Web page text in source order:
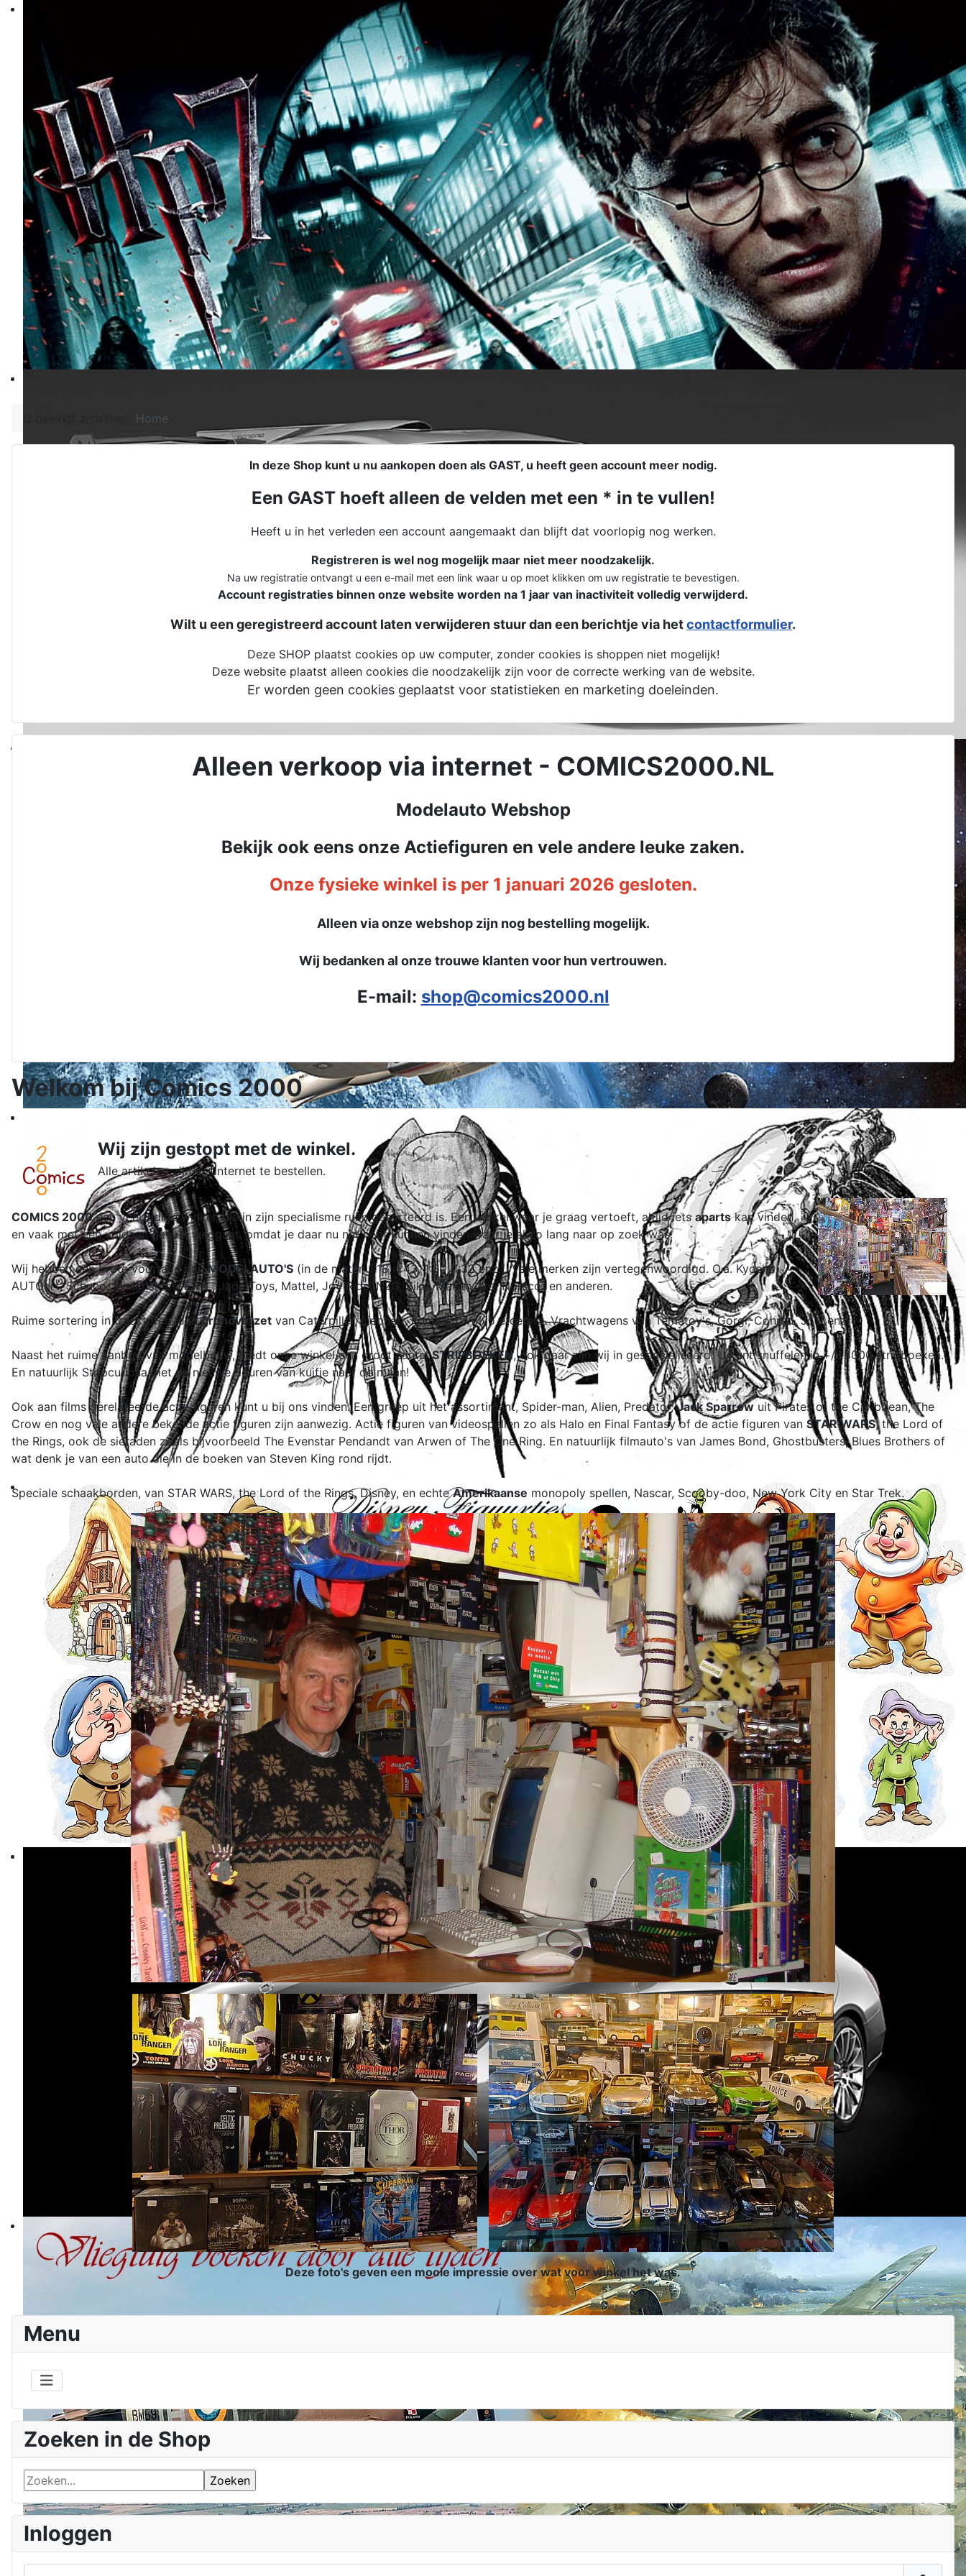
Menu
Zoeken in de Shop
Inloggen
Home
In deze Shop kunt u nu aankopen doen als GAST, u heeft geen account meer nodig.
Een GAST hoeft alleen de velden met een * in te vullen!
Heeft u in het verleden een account aangemaakt dan blijft dat voorlopig nog werken.
Registreren is wel nog mogelijk maar niet meer noodzakelijk.
Na uw registratie ontvangt u een e-mail met een link waar u op moet klikken om uw registratie te bevestigen.
Account registraties binnen onze website worden na 1 jaar van inactiviteit volledig verwijderd.
Wilt u een geregistreerd account laten verwijderen stuur dan een berichtje via hetcontactformulier.
Deze SHOP plaatst cookies op uw computer, zonder cookies is shoppen niet mogelijk!
Deze website plaatst alleen cookies die noodzakelijk zijn voor de correcte werking van de website.
Er worden geen cookies geplaatst voor statistieken en marketing doeleinden.
Alleen verkoop via internet - COMICS2000.NL
Modelauto Webshop
Bekijk ook eens onze Actiefiguren en vele andere leuke zaken.
Onze fysieke winkel is per 1 januari 2026 gesloten.
Alleen via onze webshop zijn nog bestelling mogelijk.
Wij bedanken al onze trouwe klanten voor hun vertrouwen.
E-mail: shop@comics2000.nl
Welkom bij Comics 2000
Wij zijn gestopt met de winkel.
Alle artikelen zijn via internet te bestellen.
COMICS 2000een veelzijdige winkel, die in zijn specialisme ruim gesorteerd is. Een winkel waar je graag vertoeft, altijd ietsapartskan vinden,
en vaak met een voldaan gevoel weggaat, omdat je daar nu net hebt kunnen vinden waar je al zo lang naar op zoek was.
Wij hebben een grote voorraad aanMODELAUTO'S (in de maten 1:18, 1:43, 1:50, 1:32 enz.). Vele merken zijn vertegenwoordigd. O.a. Kyosho,
AUTOart, Schuco, Minichamps, ERTL, Jada Toys, Mattel, Joy Ride, NZG, Siku, Maisto, Ixo, Norscot en anderen.
Ruime sortering in tracktoren, dangrondverzet van Caterpiller, Liebherr, Komatsu, Volvo etcetera. Vrachtwagens van Tematoy's, Gorgi, Conrad, Joal enz.
Naast het ruime aanbod van modelbouw, biedt onze winkel een groot aantalSTRIPBOEKEN, ook daar zijn wij in gespecialiseerd. U kunt snuffelen in +/- 8000 stripboeken.
En natuurlijk Stripcuriosa met de nieuwe figuren van kuifje naar de maan!
Ook aan films gerelateerde actie figuren kunt u bij ons vinden. Een greep uit het assortiment, Spider-man, Alien, Predator,Jack Sparrow uit Pirates of the Caribbean, The
Crow en nog vele andere bekende actie figuren zijn aanwezig. Actie figuren van videospellen zo als Halo en Final Fantasy of de actie figuren van STAR WARS, the Lord of
the Rings, ook de sieraden zoals bijvoorbeeld The Evenstar Pendandt van Arwen of The One Ring. En natuurlijk filmauto's van James Bond, Ghostbusters, Blues Brothers of
wat denk je van een auto die in de boeken van Steven King rond rijdt.
Speciale schaakborden, van STAR WARS, the Lord of the Rings, Disney, en echteAmerikaanse monopoly spellen, Nascar, Scooby-doo, New York City en Star Trek.
Deze foto's geven een mooie impressie over wat voor winkel het was.